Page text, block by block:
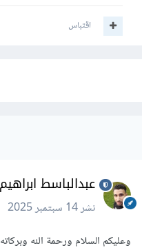
اقتباس
عبدالباسط ابراهيم
نشر14 سبتمبر 2025
وعليكم السلام ورحمة الله وبركاته.